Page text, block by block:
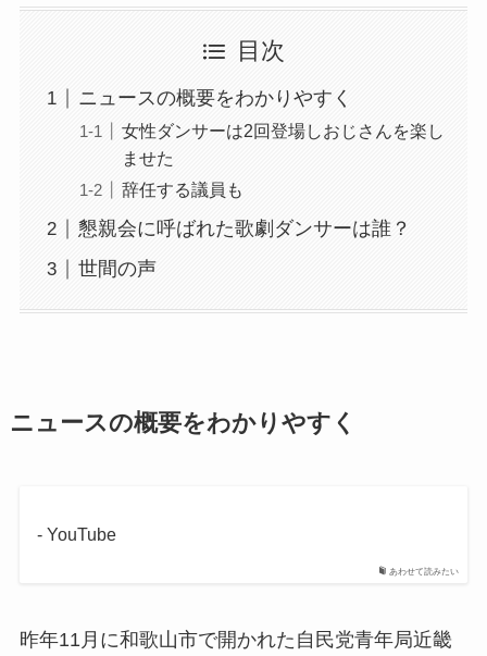
目次
ニュースの概要をわかりやすく
女性ダンサーは2回登場しおじさんを楽し
ませた
辞任する議員も
懇親会に呼ばれた歌劇ダンサーは誰？
世間の声
ニュースの概要をわかりやすく
あわせて読みたい
- YouTube
昨年11月に和歌山市で開かれた自民党青年局近畿